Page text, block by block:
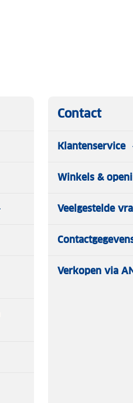
Contact
Klantenservice
Winkels &
Veelgestelde
Verkopen via